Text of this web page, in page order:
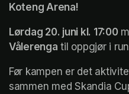
Koteng Arena!
Lørdag 20. juni kl. 17:00
Vålerenga til oppgjør i
Før kampen er det
sammen med Skandia